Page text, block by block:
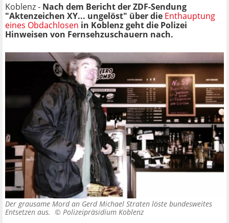
Koblenz - Nach dem Bericht der ZDF-Sendung
"Aktenzeichen XY... ungelöst" über die Enthauptung
eines Obdachlosen in Koblenz geht die Polizei
Hinweisen von Fernsehzuschauern nach.
Der grausame Mord an Gerd Michael Straten löste bundesweites
Entsetzen aus. © Polizeipräsidium Koblenz